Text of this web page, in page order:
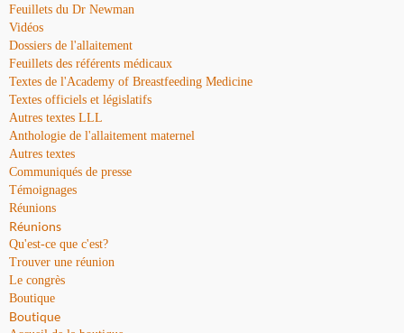
Feuillets du Dr Newman
Vidéos
Dossiers de l'allaitement
Feuillets des référents médicaux
Textes de l'Academy of Breastfeeding Medicine
Textes officiels et législatifs
Autres textes LLL
Anthologie de l'allaitement maternel
Autres textes
Communiqués de presse
Témoignages
Réunions
Réunions
Qu'est-ce que c'est?
Trouver une réunion
Le congrès
Boutique
Boutique